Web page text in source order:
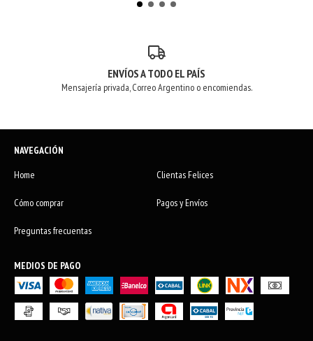
ENVÍOS A TODO EL PAÍS
Mensajería privada, Correo Argentino o encomiendas.
NAVEGACIÓN
Home
Clientas Felices
Cómo comprar Pagos y Envíos
Preguntas frecuentas
MEDIOS DE PAGO